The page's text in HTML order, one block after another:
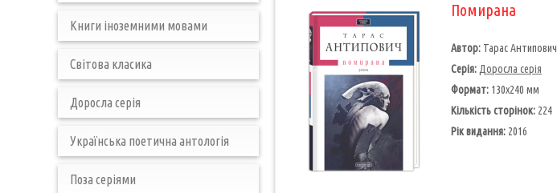
Помирана
Автор: Тарас Антипович
Серія: Доросла серія
Формат: 130х240 мм
Кількість сторінок: 224
Рік видання: 2016
Книги іноземними мовами
Світова класика
Доросла серія
Українська поетична антологія
Поза серіями